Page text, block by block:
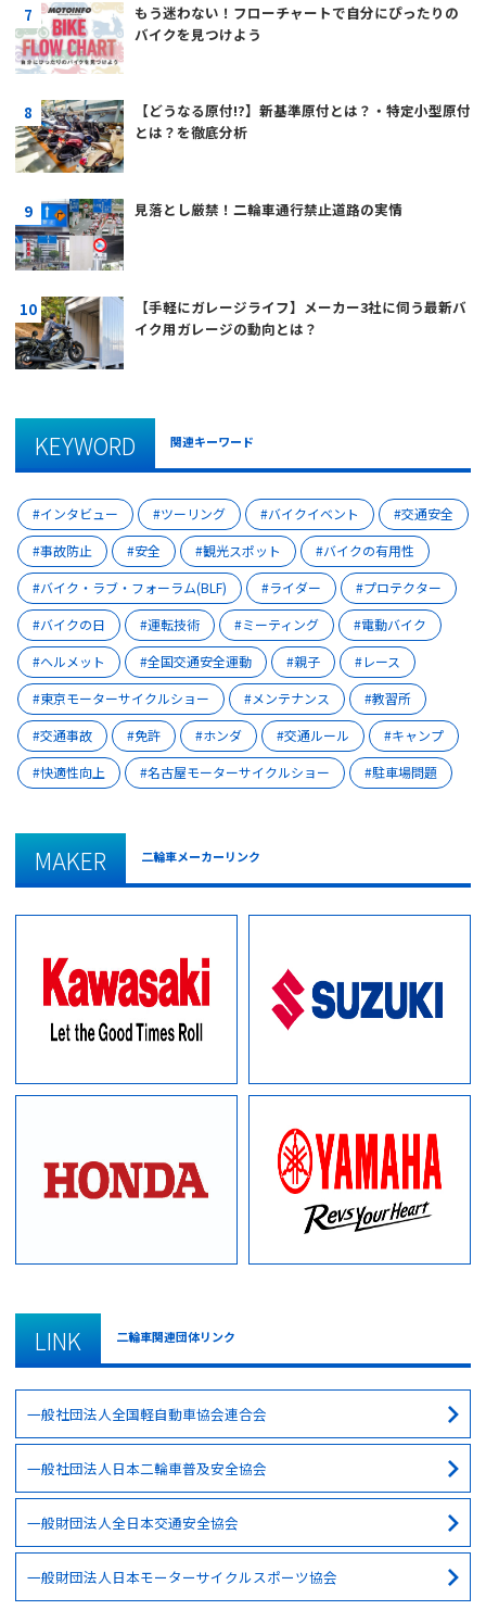
もう迷わない！フローチャートで自分にぴったりの
バイクを見つけよう
【どうなる原付!?】新基準原付とは？・特定小型原付
とは？を徹底分析
見落とし厳禁！二輪車通行禁止道路の実情
【手軽にガレージライフ】メーカー3社に伺う最新バ
イク用ガレージの動向とは？
KEYWORD 関連キーワード
インタビュー ツーリング バイクイベント
交通安全
事故防止
安全 観光スポット
バイクの有用性
バイク・ラブ・フォーラム(BLF)
ライダー
プロテクター
バイクの日
運転技術 ミーティング
電動バイク
ヘルメット
全国交通安全運動 親子
レース
東京モーターサイクルショー
メンテナンス
教習所
交通事故
免許 ホンダ 交通ルール
キャンプ
快適性向上
名古屋モーターサイクルショー 駐車場問題
MAKER 二輪車メーカーリンク
LINK 二輪車関連団体リンク
一般社団法人全国軽自動車協会連合会
一般社団法人日本二輪車普及安全協会
一般財団法人全日本交通安全協会
一般財団法人日本モーターサイクルスポーツ協会